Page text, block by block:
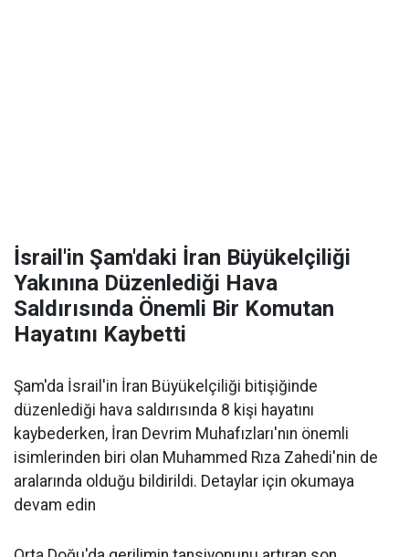
İsrail'in Şam'daki İran Büyükelçiliği
Yakınına Düzenlediği Hava
Saldırısında Önemli Bir Komutan
Hayatını Kaybetti
Şam'da İsrail'in İran Büyükelçiliği bitişiğinde
düzenlediği hava saldırısında 8 kişi hayatını
kaybederken, İran Devrim Muhafızları'nın önemli
isimlerinden biri olan Muhammed Rıza Zahedi'nin de
aralarında olduğu bildirildi. Detaylar için okumaya
devam edin